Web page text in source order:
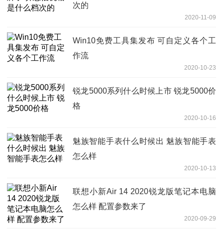
次的
2020-11-09
Win10免费工具集发布 可自定义各个工
作流
2020-10-23
锐龙5000系列什么时候上市 锐龙5000价
格
2020-10-16
魅族智能手表什么时候出 魅族智能手表
怎么样
2020-10-13
联想小新Air 14 2020锐龙版笔记本电脑
怎么样 配置参数来了
2020-09-29